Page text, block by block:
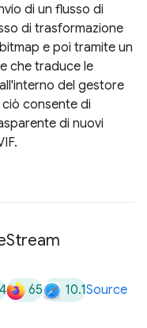
di un flusso di
di trasformazione
e poi tramite un
che traduce le
del gestore
consente di
di nuovi
Stream
65 10.1Source